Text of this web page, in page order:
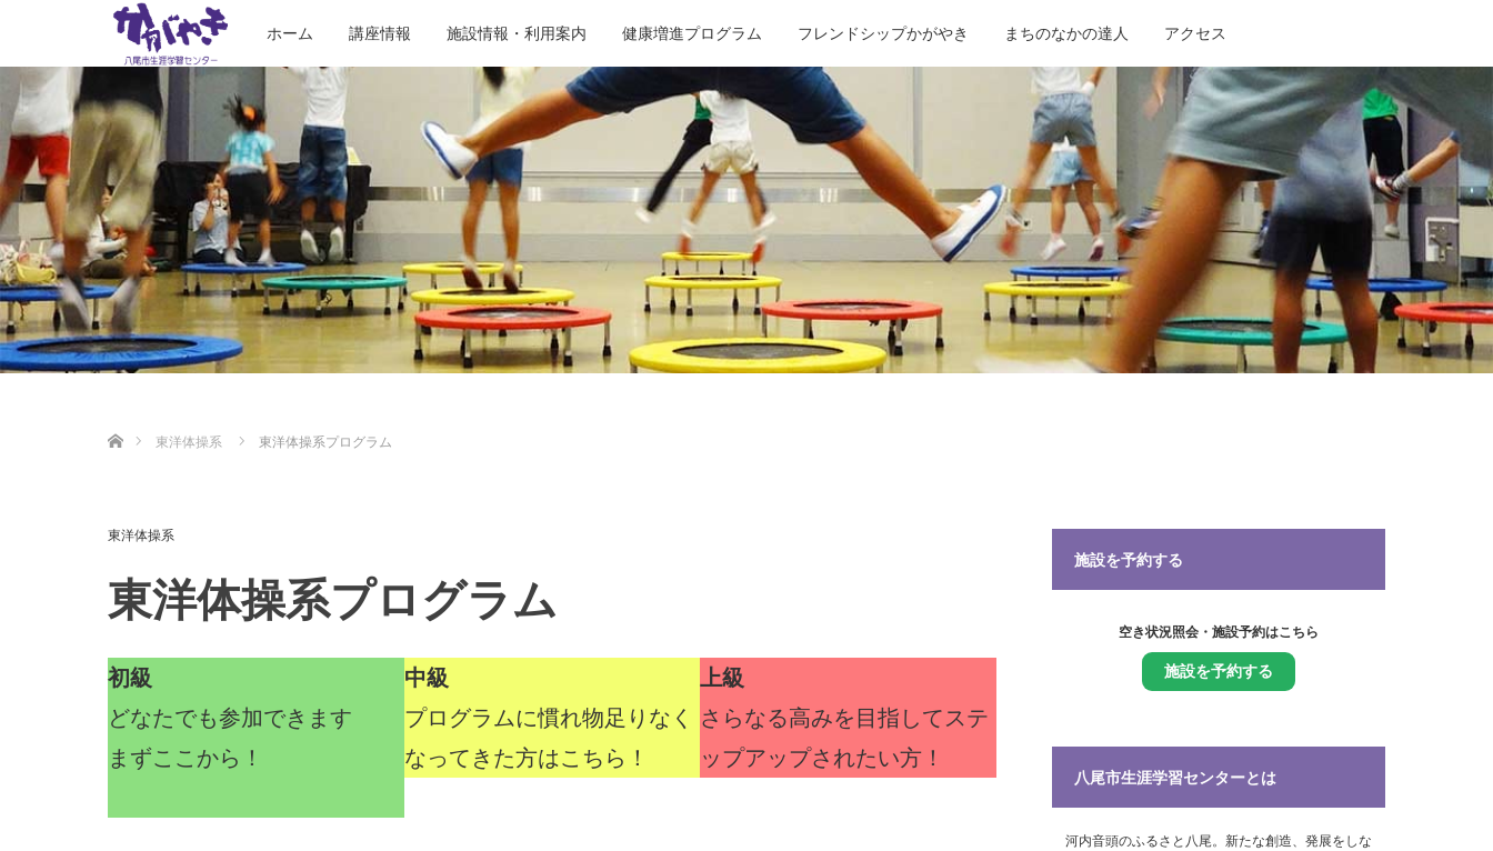
ホーム 講座情報 施設情報・利用案内 健康増進プログラム フレンドシップかがやき まちのなかの達人 アクセス
東洋体操系
東洋体操系プログラム
東洋体操系
東洋体操系プログラム
初級
どなたでも参加できます
まずここから！
中級
プログラムに慣れ物足りなく
なってきた方はこちら！
上級
さらなる高みを目指してステ
ップアップされたい方！
施設を予約する
空き状況照会・施設予約はこちら
施設を予約する
八尾市生涯学習センターとは
河内音頭のふるさと八尾。新たな創造、発展をしな